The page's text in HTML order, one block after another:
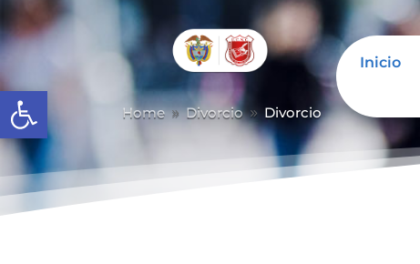
Abrir barra de herramientas
Inicio
Home 9 Divorcio 9 Divorcio